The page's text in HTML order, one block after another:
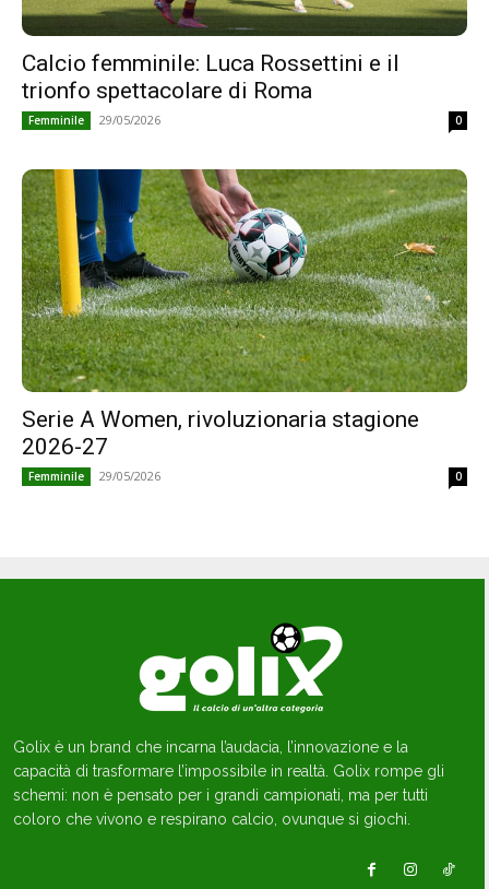
Calcio femminile: Luca Rossettini e il
trionfo spettacolare di Roma
Femminile 29/05/2026 0
Serie A Women, rivoluzionaria stagione
2026-27
Femminile 29/05/2026 0
Golix è un brand che incarna l’audacia, l’innovazione e la
capacità di trasformare l’impossibile in realtà. Golix rompe gli
schemi: non è pensato per i grandi campionati, ma per tutti
coloro che vivono e respirano calcio, ovunque si giochi.